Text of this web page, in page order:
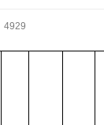
4929